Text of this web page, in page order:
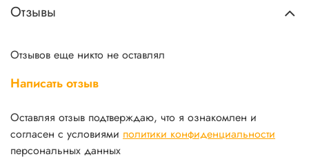
Отзывы
Отзывов еще никто не оставлял
Написать отзыв
Оставляя отзыв подтверждаю, что я ознакомлен и
согласен с условиями политики конфиденциальности
персональных данных